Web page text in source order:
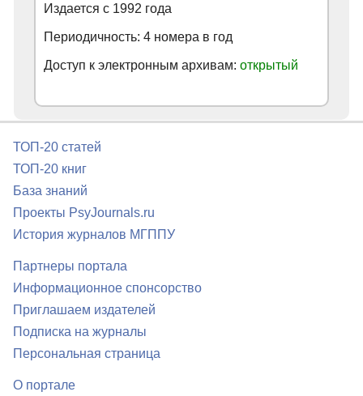
Издается с 1992 года
Периодичность: 4 номера в год
Доступ к электронным архивам: открытый
ТОП-20 статей
ТОП-20 книг
База знаний
Проекты PsyJournals.ru
История журналов МГППУ
Партнеры портала
Информационное спонсорство
Приглашаем издателей
Подписка на журналы
Персональная страница
О портале